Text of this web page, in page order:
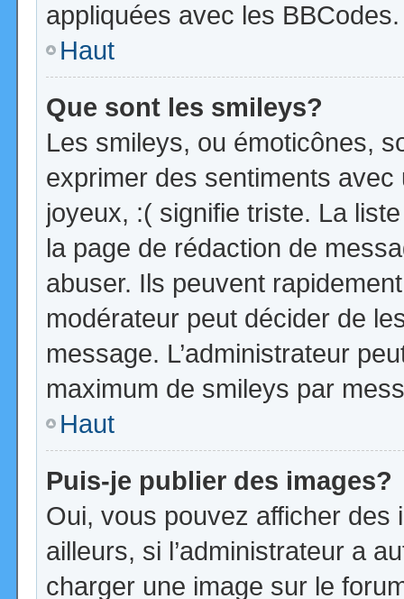
appliquées avec les BBCodes.
Haut
Que sont les smileys?
Les smileys, ou émoticônes,
exprimer des sentiments
joyeux, :( signifie triste. La
la page de rédaction de
abuser. Ils peuvent
modérateur peut décider de
message. L’administrateur
maximum de smileys par
Haut
Puis-je publier des images?
Oui, vous pouvez afficher
ailleurs, si l’administrateur a
charger une image sur le